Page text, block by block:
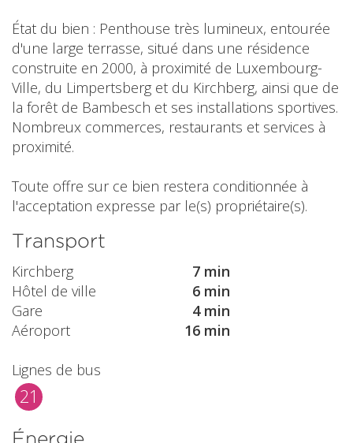
État du bien : Penthouse très lumineux, entourée
d'une large terrasse, situé dans une résidence
construite en 2000, à proximité de Luxembourg-
Ville, du Limpertsberg et du Kirchberg, ainsi que de
la forêt de Bambesch et ses installations sportives.
Nombreux commerces, restaurants et services à
proximité.
Toute offre sur ce bien restera conditionnée à
l'acceptation expresse par le(s) propriétaire(s).
Transport
Kirchberg
7 min
Hôtel de ville
6 min
Gare
4 min
Aéroport
16 min
Lignes de bus
21